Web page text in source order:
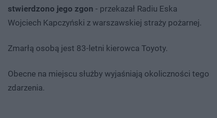
stwierdzono jego zgon - przekazał Radiu Eska
Wojciech Kapczyński z warszawskiej straży pożarnej.
Zmarłą osobą jest 83-letni kierowca Toyoty.
Obecne na miejscu służby wyjaśniają okoliczności tego
zdarzenia.